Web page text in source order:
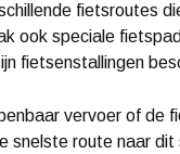
fietsroutes
ook speciale
fietsenstallingen
vervoer of de
snelste route naar